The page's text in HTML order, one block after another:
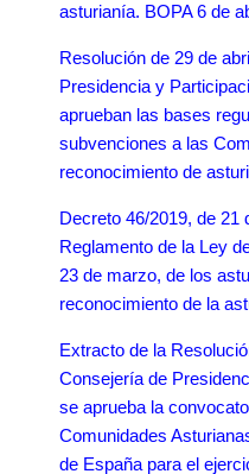
asturianía. BOPA 6 de
Resolución de 29 de
Presidencia y
aprueban las bases
subvenciones a las
reconocimiento de
Decreto 46/2019, de 21
Reglamento de la Ley
23 de marzo, de los
reconocimiento de la
Extracto de la
Consejería de
se aprueba la
Comunidades
de España para el